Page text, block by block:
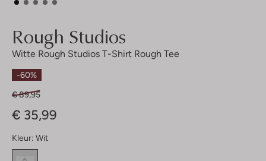
Rough Studios
Witte Rough Studios T-Shirt Rough Tee
-60%
€ 89,95
€ 35,99
Kleur: Wit